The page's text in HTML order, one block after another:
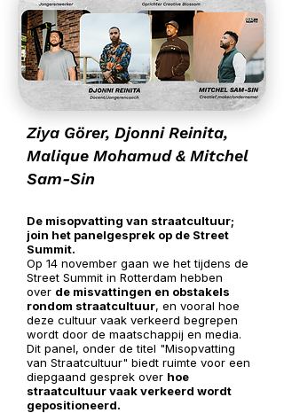
Ziya Görer, Djonni Reinita,
Malique Mohamud & Mitchel
Sam-Sin
De misopvatting van straatcultuur;
join het panelgesprek op de Street
Summit.
Op 14 november gaan we het tijdens de
Street Summit in Rotterdam hebben
over de misvattingen en obstakels
rondom straatcultuur, en vooral hoe
deze cultuur vaak verkeerd begrepen
wordt door de maatschappij en media.
Dit panel, onder de titel "Misopvatting
van Straatcultuur" biedt ruimte voor een
diepgaand gesprek over hoe
straatcultuur vaak verkeerd wordt
gepositioneerd.